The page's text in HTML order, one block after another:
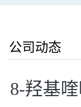
公司动态
8-羟基